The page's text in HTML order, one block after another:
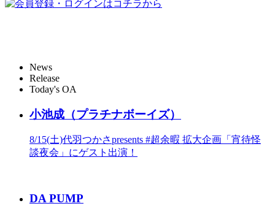
News
Release
Today's OA
小池成（プラチナボーイズ）
8/15(土)代羽つかさpresents #超余暇 拡大企画「宵待怪
談夜会」にゲスト出演！
DA PUMP